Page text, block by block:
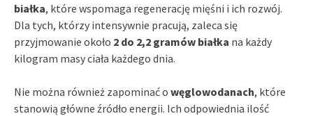
białka, które wspomaga regenerację mięśni i ich rozwój.
Dla tych, którzy intensywnie pracują, zaleca się
przyjmowanie około 2 do 2,2 gramów białka na każdy
kilogram masy ciała każdego dnia.
Nie można również zapominać o węglowodanach, które
stanowią główne źródło energii. Ich odpowiednia ilość